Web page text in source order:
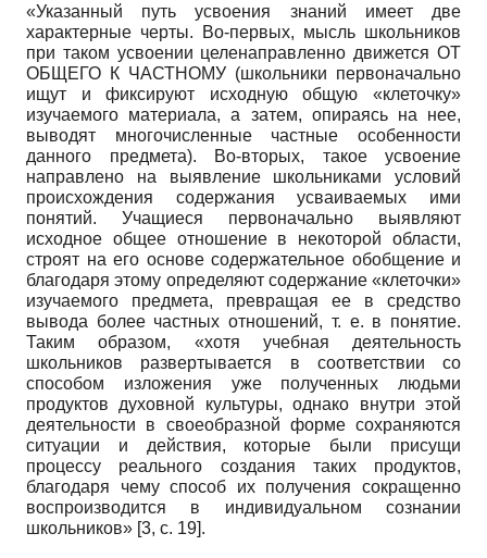
«Указанный путь усвоения знаний имеет две
характерные черты. Во-первых, мысль школьников
при таком усвоении целенаправленно движется ОТ
ОБЩЕГО К ЧАСТНОМУ (школьники первоначально
ищут и фиксируют исходную общую «клеточку»
изучаемого материала, а затем, опираясь на нее,
выводят многочисленные частные особенности
данного предмета). Во-вторых, такое усвоение
направлено на выявление школьниками условий
происхождения содержания усваиваемых ими
понятий. Учащиеся первоначально выявляют
исходное общее отношение в некоторой области,
строят на его основе содержательное обобщение и
благодаря этому определяют содержание «клеточки»
изучаемого предмета, превращая ее в средство
вывода более частных отношений, т. е. в понятие.
Таким образом, «хотя учебная деятельность
школьников развертывается в соответствии со
способом изложения уже полученных людьми
продуктов духовной культуры, однако внутри этой
деятельности в своеобразной форме сохраняются
ситуации и действия, которые были присущи
процессу реального создания таких продуктов,
благодаря чему способ их получения сокращенно
воспроизводится в индивидуальном сознании
школьников» [3, с. 19].